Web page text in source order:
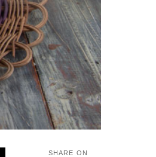
SHARE ON